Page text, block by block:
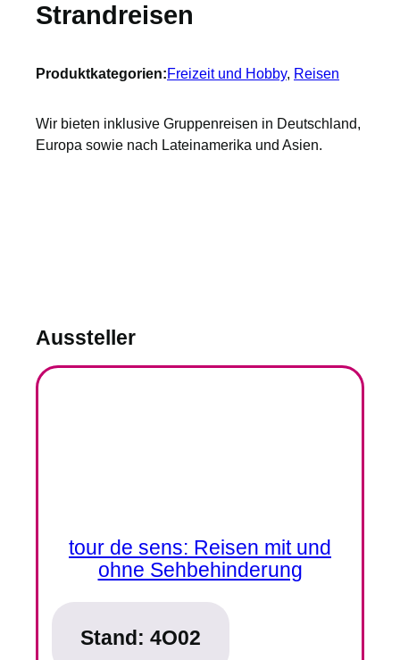
Strandreisen
Produktkategorien:Freizeit und Hobby, Reisen
Wir bieten inklusive Gruppenreisen in Deutschland,
Europa sowie nach Lateinamerika und Asien.
Aussteller
tour de sens: Reisen mit und
ohne Sehbehinderung
Stand: 4O02